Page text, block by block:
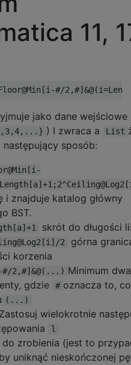
11,
jako dane wejściowe
) I zwraca a List
następujący sposób:
i znajduje katalog główny
BST.
skrót do długości
2
górna
korzenia
2,#]&@(...) Minimum dwa
gdzie
# oznacza to,
(...)
Zastosuj wielokrotnie
l
do zrobienia (jest to
uniknąć nieskończonej